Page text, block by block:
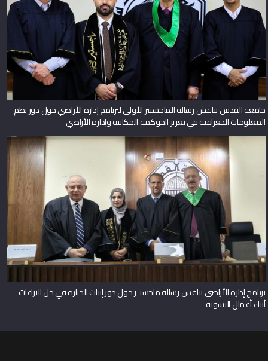
جامعة القدس تناقش رسالة الماجستير الأولى لبرنامج إدارة الأراضي حول دور نظم
المعلومات الجغرافية في تعزيز الحوكمة المكانية وإدارة الأراضي
برنامج إدارة الأراضي يناقش رسالة ماجستير حول دور إثبات الحيازة في حل النزاعات
أثناء أعمال التسوية